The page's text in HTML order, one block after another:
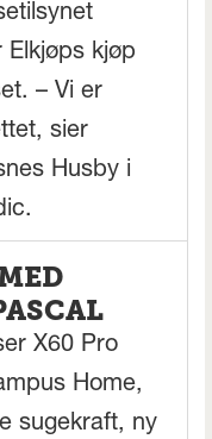
Elkjøps kjøp
– Vi er
sier
Husby i
X60 Pro
Home,
sugekraft, ny